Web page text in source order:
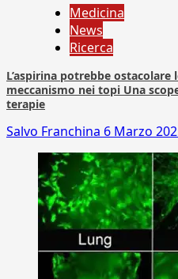
Medicina
News
Ricerca
L’aspirina potrebbe
meccanismo nei topi Una
terapie
Salvo Franchina 6 Marzo